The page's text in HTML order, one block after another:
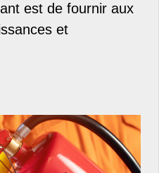
est de fournir aux
et